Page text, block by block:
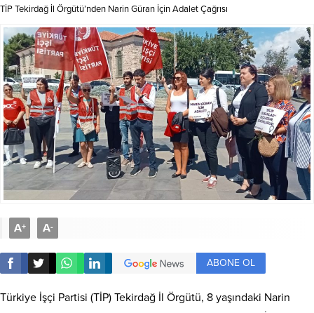
TİP Tekirdağ İl Örgütü’nden Narin Güran İçin Adalet Çağrısı
A+ A-
ABONE OL
Türkiye İşçi Partisi (TİP) Tekirdağ İl Örgütü, 8 yaşındaki Narin